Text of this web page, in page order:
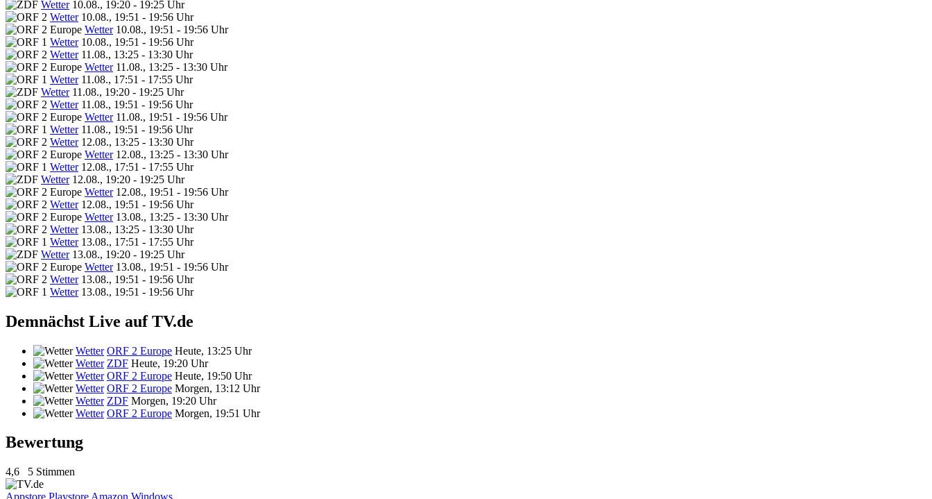
Wetter 10.08., 19:20 - 19:25 Uhr
Wetter 10.08., 19:51 - 19:56 Uhr
Wetter 10.08., 19:51 - 19:56 Uhr
Wetter 10.08., 19:51 - 19:56 Uhr
Wetter 11.08., 13:25 - 13:30 Uhr
Wetter 11.08., 13:25 - 13:30 Uhr
Wetter 11.08., 17:51 - 17:55 Uhr
Wetter 11.08., 19:20 - 19:25 Uhr
Wetter 11.08., 19:51 - 19:56 Uhr
Wetter 11.08., 19:51 - 19:56 Uhr
Wetter 11.08., 19:51 - 19:56 Uhr
Wetter 12.08., 13:25 - 13:30 Uhr
Wetter 12.08., 13:25 - 13:30 Uhr
Wetter 12.08., 17:51 - 17:55 Uhr
Wetter 12.08., 19:20 - 19:25 Uhr
Wetter 12.08., 19:51 - 19:56 Uhr
Wetter 12.08., 19:51 - 19:56 Uhr
Wetter 13.08., 13:25 - 13:30 Uhr
Wetter 13.08., 13:25 - 13:30 Uhr
Wetter 13.08., 17:51 - 17:55 Uhr
Wetter 13.08., 19:20 - 19:25 Uhr
Wetter 13.08., 19:51 - 19:56 Uhr
Wetter 13.08., 19:51 - 19:56 Uhr
Wetter 13.08., 19:51 - 19:56 Uhr
Demnächst Live auf TV.de
Wetter ORF 2 Europe Heute, 13:25 Uhr
Wetter ZDF Heute, 19:20 Uhr
Wetter ORF 2 Europe Heute, 19:50 Uhr
Wetter ORF 2 Europe Morgen, 13:12 Uhr
Wetter ZDF Morgen, 19:20 Uhr
Wetter ORF 2 Europe Morgen, 19:51 Uhr
Bewertung
4,6 5 Stimmen